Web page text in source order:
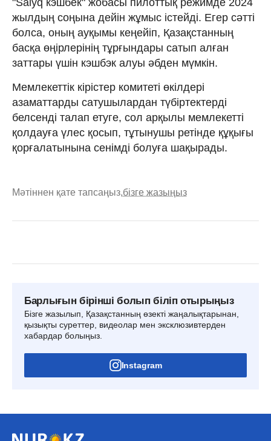
жылдың соңына дейін жұмыс істейді. Егер сәтті
болса, оның ауқымы кеңейіп, Қазақстанның
басқа өңірлерінің тұрғындары сатып алған
заттары үшін кэшбэк алуы әбден мүмкін.
Мемлекеттік кірістер комитеті өкілдері
азаматтарды сатушылардан түбіртектерді
белсенді талап етуге, сол арқылы мемлекетті
қолдауға үлес қосып, тұтынушы ретінде құқығы
қорғалатынына сенімді болуға шақырады.
Мәтіннен қате тапсаңыз,бізге жазыңыз
Барлығын бірінші болып біліп отырыңыз
Бізге жазылып, Қазақстанның өзекті жаңалықтарынан,
қызықты суреттер, видеолар мен эксклюзивтерден
хабардар болыңыз.
Instagram